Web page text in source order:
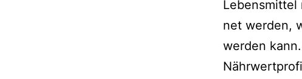
net wer­den,
wer­den